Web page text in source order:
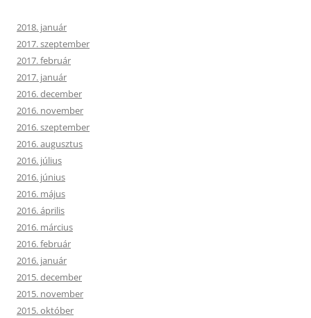
2018. január
2017. szeptember
2017. február
2017. január
2016. december
2016. november
2016. szeptember
2016. augusztus
2016. július
2016. június
2016. május
2016. április
2016. március
2016. február
2016. január
2015. december
2015. november
2015. október